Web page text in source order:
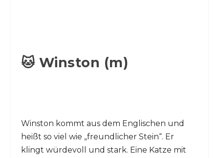
🐱 Winston (m)
Winston kommt aus dem Englischen und
heißt so viel wie „freundlicher Stein“. Er
klingt würdevoll und stark. Eine Katze mit